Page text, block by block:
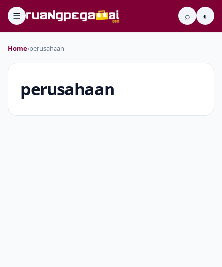
☰ ⌕ ◐
Home›perusahaan
perusahaan